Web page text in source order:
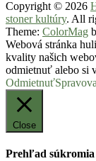
Copyright © 2026
stoner kultúry. All
Theme: ColorMag
Webová stránka
kvality našich
odmietnuť alebo si
Odmietnuť
Close
Prehľad súkromia